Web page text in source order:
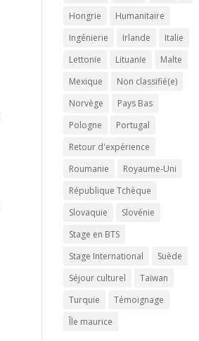
Hongrie
Humanitaire
Ingénierie
Irlande
Italie
Lettonie
Lituanie
Malte
Mexique
Non classifié(e)
Norvège
Pays Bas
Pologne
Portugal
Retour d'expérience
Roumanie
Royaume-Uni
République Tchèque
Slovaquie
Slovénie
Stage en BTS
Stage International
Suède
Séjour culturel
Taïwan
Turquie
Témoignage
Île maurice